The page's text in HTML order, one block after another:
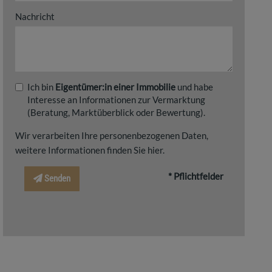
Nachricht
Ich bin Eigentümer:in einer Immobilie und habe
Interesse an Informationen zur Vermarktung
(Beratung, Marktüberblick oder Bewertung).
Wir verarbeiten Ihre personenbezogenen Daten,
weitere Informationen finden Sie hier.
Senden * Pflichtfelder